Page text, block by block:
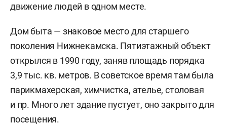
движение людей в одном месте.
Дом быта — знаковое место для старшего
поколения Нижнекамска. Пятиэтажный объект
открылся в 1990 году, заняв площадь порядка
3,9 тыс. кв. метров. В советское время там была
парикмахерская, химчистка, ателье, столовая
и пр. Много лет здание пустует, оно закрыто для
посещения.